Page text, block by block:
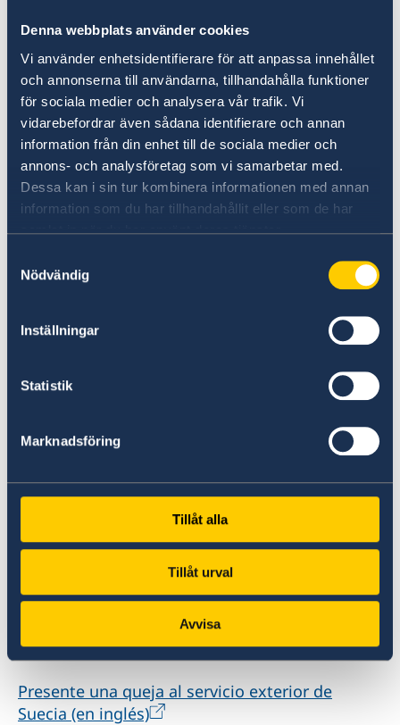
Denna webbplats använder cookies
Vi använder enhetsidentifierare för att anpassa innehållet
och annonserna till användarna, tillhandahålla funktioner
för sociala medier och analysera vår trafik. Vi
vidarebefordrar även sådana identifierare och annan
information från din enhet till de sociala medier och
annons- och analysföretag som vi samarbetar med.
Dessa kan i sin tur kombinera informationen med annan
information som du har tillhandahållit eller som de har
samlat in när du har använt deras tjänster.
Nödvändig
Inställningar
Statistik
Marknadsföring
Tillåt alla
Tillåt urval
Avvisa
SUECIA?
Aquí puede obtener información completa
Sospecha de irregularidades
irregularidades en relación con las actividades
del servicio exterior, puede denunciarlo al
Ministerio de Asuntos Exteriores de Suecia.
Presente una queja al servicio exterior de
Suecia (en inglés)